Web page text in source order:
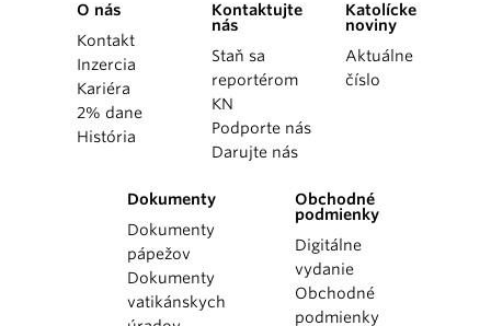
O nás
Kontakt
Inzercia
Kariéra
2% dane
História
Kontaktujte
nás
Staň sa
reportérom
KN
Podporte nás
Darujte nás
Katolícke
noviny
Aktuálne
číslo
Dokumenty
Dokumenty
pápežov
Dokumenty
vatikánskych
Obchodné
podmienky
Digitálne
vydanie
Obchodné
podmienky